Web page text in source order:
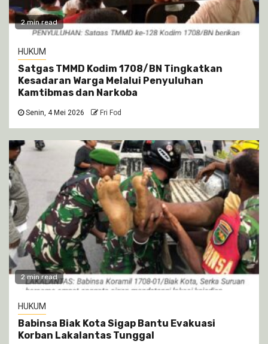
2 min read
HUKUM
Satgas TMMD Kodim 1708/BN Tingkatkan
Kesadaran Warga Melalui Penyuluhan
Kamtibmas dan Narkoba
Senin, 4 Mei 2026 Fri Fod
2 min read
HUKUM
Babinsa Biak Kota Sigap Bantu Evakuasi
Korban Lakalantas Tunggal